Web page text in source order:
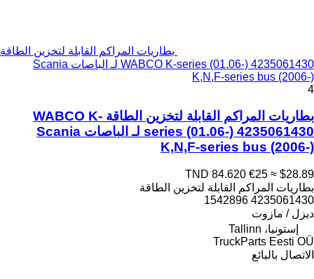
بطاريات المراكم القابلة لتخزين الطاقة
WABCO K-series (01.06-) 4235061430 لـ الباصات Scania
K,N,F-series bus (2006-)
4
بطاريات المراكم القابلة لتخزين الطاقة WABCO K-
series (01.06-) 4235061430 لـ الباصات Scania
K,N,F-series bus (2006-)
TND 84.620 €25 ≈ $28.89
بطاريات المراكم القابلة لتخزين الطاقة
4235061430 1542896
ديزل / مازوت
إستونيا، Tallinn
TruckParts Eesti OÜ
الاتصال بالبائع